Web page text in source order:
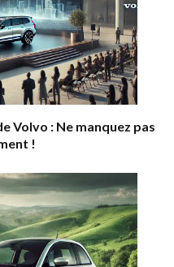
Volvo : Ne manquez pas
!